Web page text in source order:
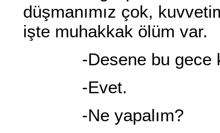
düşmanımız çok,
işte muhakkak ölüm var.
-Desene bu gece
-Evet.
-Ne yapalım?